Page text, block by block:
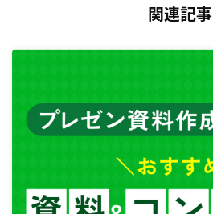
関連記事